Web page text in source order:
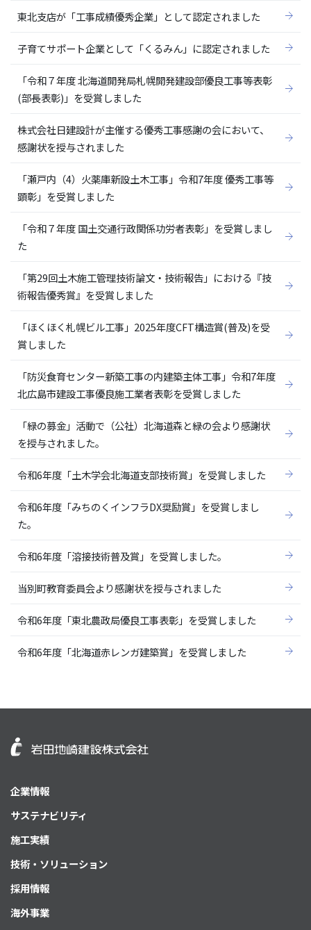
東北支店が「工事成績優秀企業」として認定されました
子育てサポート企業として「くるみん」に認定されました
「令和７年度 北海道開発局札幌開発建設部優良工事等表彰
(部長表彰)」を受賞しました
株式会社日建設計が主催する優秀工事感謝の会において、
感謝状を授与されました
「瀬戸内（4）火薬庫新設土木工事」令和7年度 優秀工事等
顕彰」を受賞しました
「令和７年度 国土交通行政関係功労者表彰」を受賞しまし
た
「第29回土木施工管理技術論文・技術報告」における『技
術報告優秀賞』を受賞しました
「ほくほく札幌ビル工事」2025年度CFT構造賞(普及)を受
賞しました
「防災食育センター新築工事の内建築主体工事」令和7年度
北広島市建設工事優良施工業者表彰を受賞しました
「緑の募金」活動で（公社）北海道森と緑の会より感謝状
を授与されました。
令和6年度「土木学会北海道支部技術賞」を受賞しました
令和6年度「みちのくインフラDX奨励賞」を受賞しまし
た。
令和6年度「溶接技術普及賞」を受賞しました。
当別町教育委員会より感謝状を授与されました
令和6年度「東北農政局優良工事表彰」を受賞しました
令和6年度「北海道赤レンガ建築賞」を受賞しました
企業情報
サステナビリティ
施工実績
技術・ソリューション
採用情報
海外事業